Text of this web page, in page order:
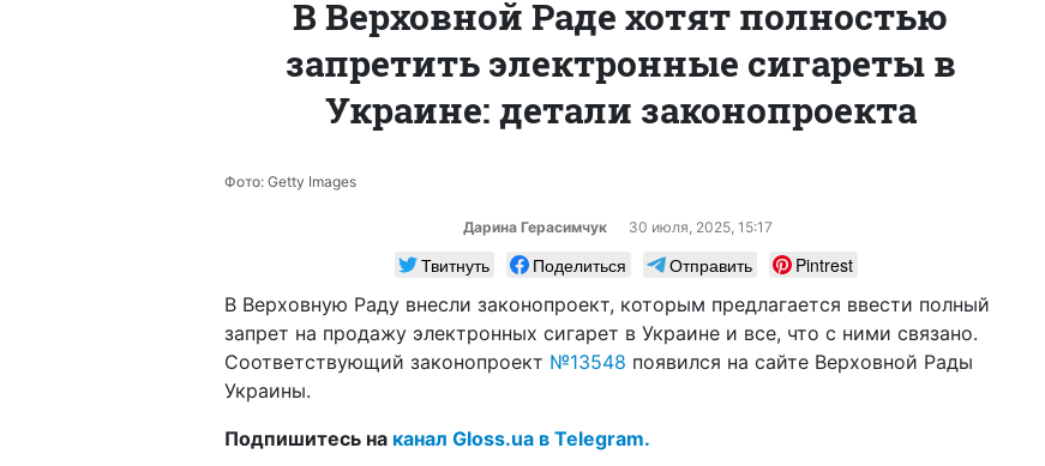
В Верховной Раде хотят полностью
запретить электронные сигареты в
Украине: детали законопроекта
Фото: Getty Images
Дарина Герасимчук 30 июля, 2025, 15:17
Твитнуть Поделиться Отправить
Pintrest
В Верховную Раду внесли законопроект, которым предлагается ввести полный
запрет на продажу электронных сигарет в Украине и все, что с ними связано.
Соответствующий законопроект №13548 появился на сайте Верховной Рады
Украины.
Подпишитесь на канал Gloss.ua в Telegram.